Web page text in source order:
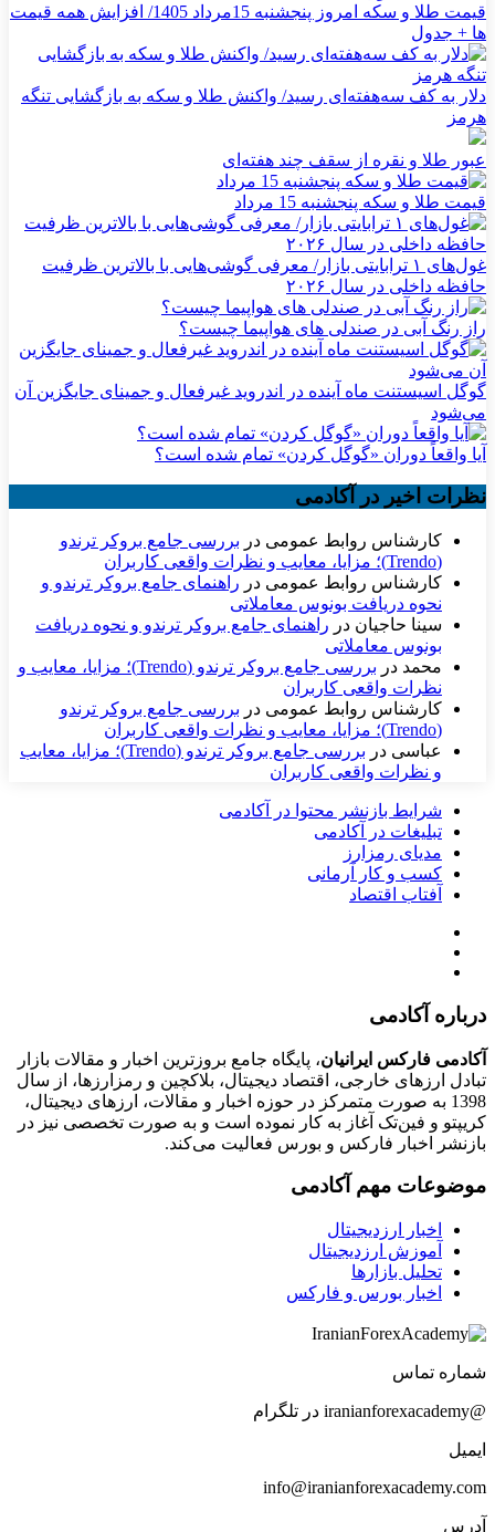
قیمت طلا و سکه امروز پنجشنبه 15مرداد 1405/ افزایش همه قیمت
ها + جدول
دلار به کف سه‌هفته‌ای رسید/ واکنش طلا و سکه به بازگشایی تنگه
هرمز
عبور طلا و نقره از سقف چند هفته‌ای
قیمت طلا و سکه پنجشنبه 15 مرداد
غول‌های ۱ ترابایتی بازار/ معرفی گوشی‌هایی با بالاترین ظرفیت
حافظه داخلی در سال ۲۰۲۶
راز رنگ آبی در صندلی های هواپیما چیست؟
گوگل اسیستنت ماه آینده در اندروید غیرفعال و جمینای جایگزین آن
می‌شود
آیا واقعاً دوران «گوگل کردن» تمام شده است؟
نظرات اخیر در آکادمی
کارشناس روابط عمومی در بررسی جامع بروکر ترندو
(Trendo)؛ مزایا، معایب و نظرات واقعی کاربران
کارشناس روابط عمومی در راهنمای جامع بروکر ترندو و
نحوه دریافت بونوس معاملاتی
سینا حاجیان در راهنمای جامع بروکر ترندو و نحوه دریافت
بونوس معاملاتی
محمد در
بررسی جامع بروکر ترندو (Trendo)؛ مزایا، معایب و
نظرات واقعی کاربران
کارشناس روابط عمومی در بررسی جامع بروکر ترندو
(Trendo)؛ مزایا، معایب و نظرات واقعی کاربران
عباسی در
بررسی جامع بروکر ترندو (Trendo)؛ مزایا، معایب
و نظرات واقعی کاربران
شرایط بازنشر محتوا در آکادمی
تبلیغات در آکادمی
مدیای رمزارز
کسب و کار آرمانی
آفتاب اقتصاد
درباره آکادمی
آکادمی فارکس ایرانیان، پایگاه جامع بروزترین اخبار و مقالات بازار
تبادل ارزهای خارجی، اقتصاد دیجیتال، بلاکچین و رمزارزها، از سال
1398 به صورت متمرکز در حوزه اخبار و مقالات، ارزهای‌ دیجیتال،
کریپتو و فین‌تک آغاز به کار نموده است و به صورت تخصصی نیز در
بازنشر اخبار فارکس و بورس فعالیت می‌کند.
موضوعات مهم آکادمی
اخبار ارزدیجیتال
آموزش ارزدیجیتال
تحلیل بازارها
اخبار بورس و فارکس
شماره تماس
@iranianforexacademy در تلگرام
ایمیل
info@iranianforexacademy.com
آدرس